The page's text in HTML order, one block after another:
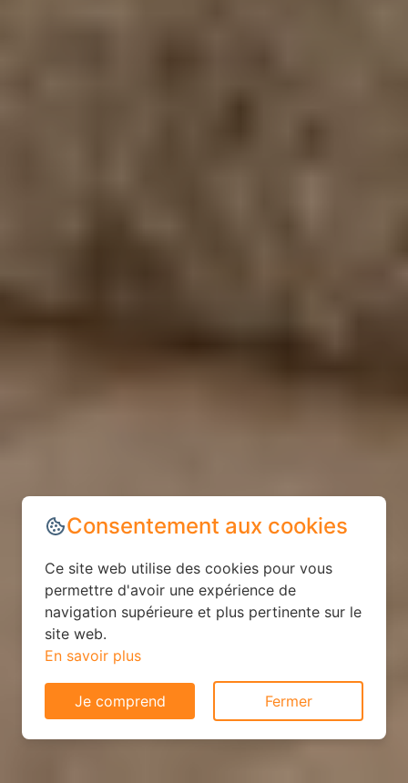
Consentement aux cookies
Ce site web utilise des cookies pour vous
permettre d'avoir une expérience de
navigation supérieure et plus pertinente sur le
site web.
En savoir plus
Je comprend Fermer